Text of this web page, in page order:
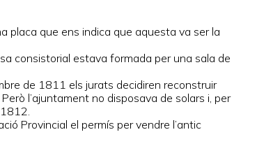
placa que ens indica que aquesta va ser la
consistorial estava formada per una sala de
de 1811 els jurats decidiren reconstruir
l’ajuntament no disposava de solars i, per
Provincial el permís per vendre l’antic